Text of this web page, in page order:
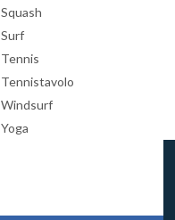
Squash
Surf
Tennis
Tennistavolo
Windsurf
Yoga